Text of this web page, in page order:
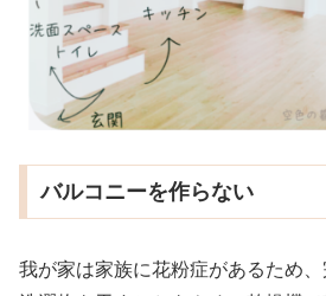
バルコニーを作らない
我が家は家族に花粉症があるため